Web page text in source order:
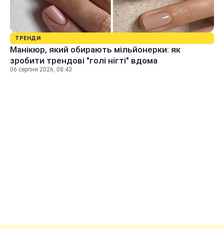
ТРЕНДИ
Манікюр, який обирають мільйонерки: як
зробити трендові "голі нігті" вдома
06 серпня 2026, 08:43